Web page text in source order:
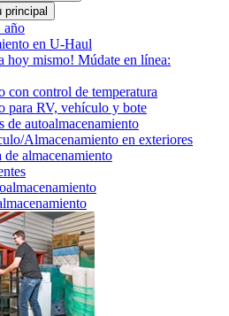
principal
año
en U-Haul
hoy mismo! Múdate en línea:
con control de temperatura
para RV, vehículo y bote
de autoalmacenamiento
Almacenamiento en exteriores
de almacenamiento